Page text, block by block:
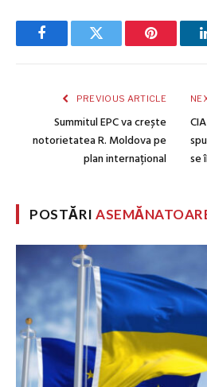
FacebookTwitter Pinterest
PREVIOUS ARTICLE
Summitul EPC va crește
notorietatea R. Moldova pe
plan internațional
se
POSTĂRI